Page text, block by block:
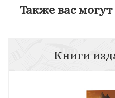
Также вас могут
Книги